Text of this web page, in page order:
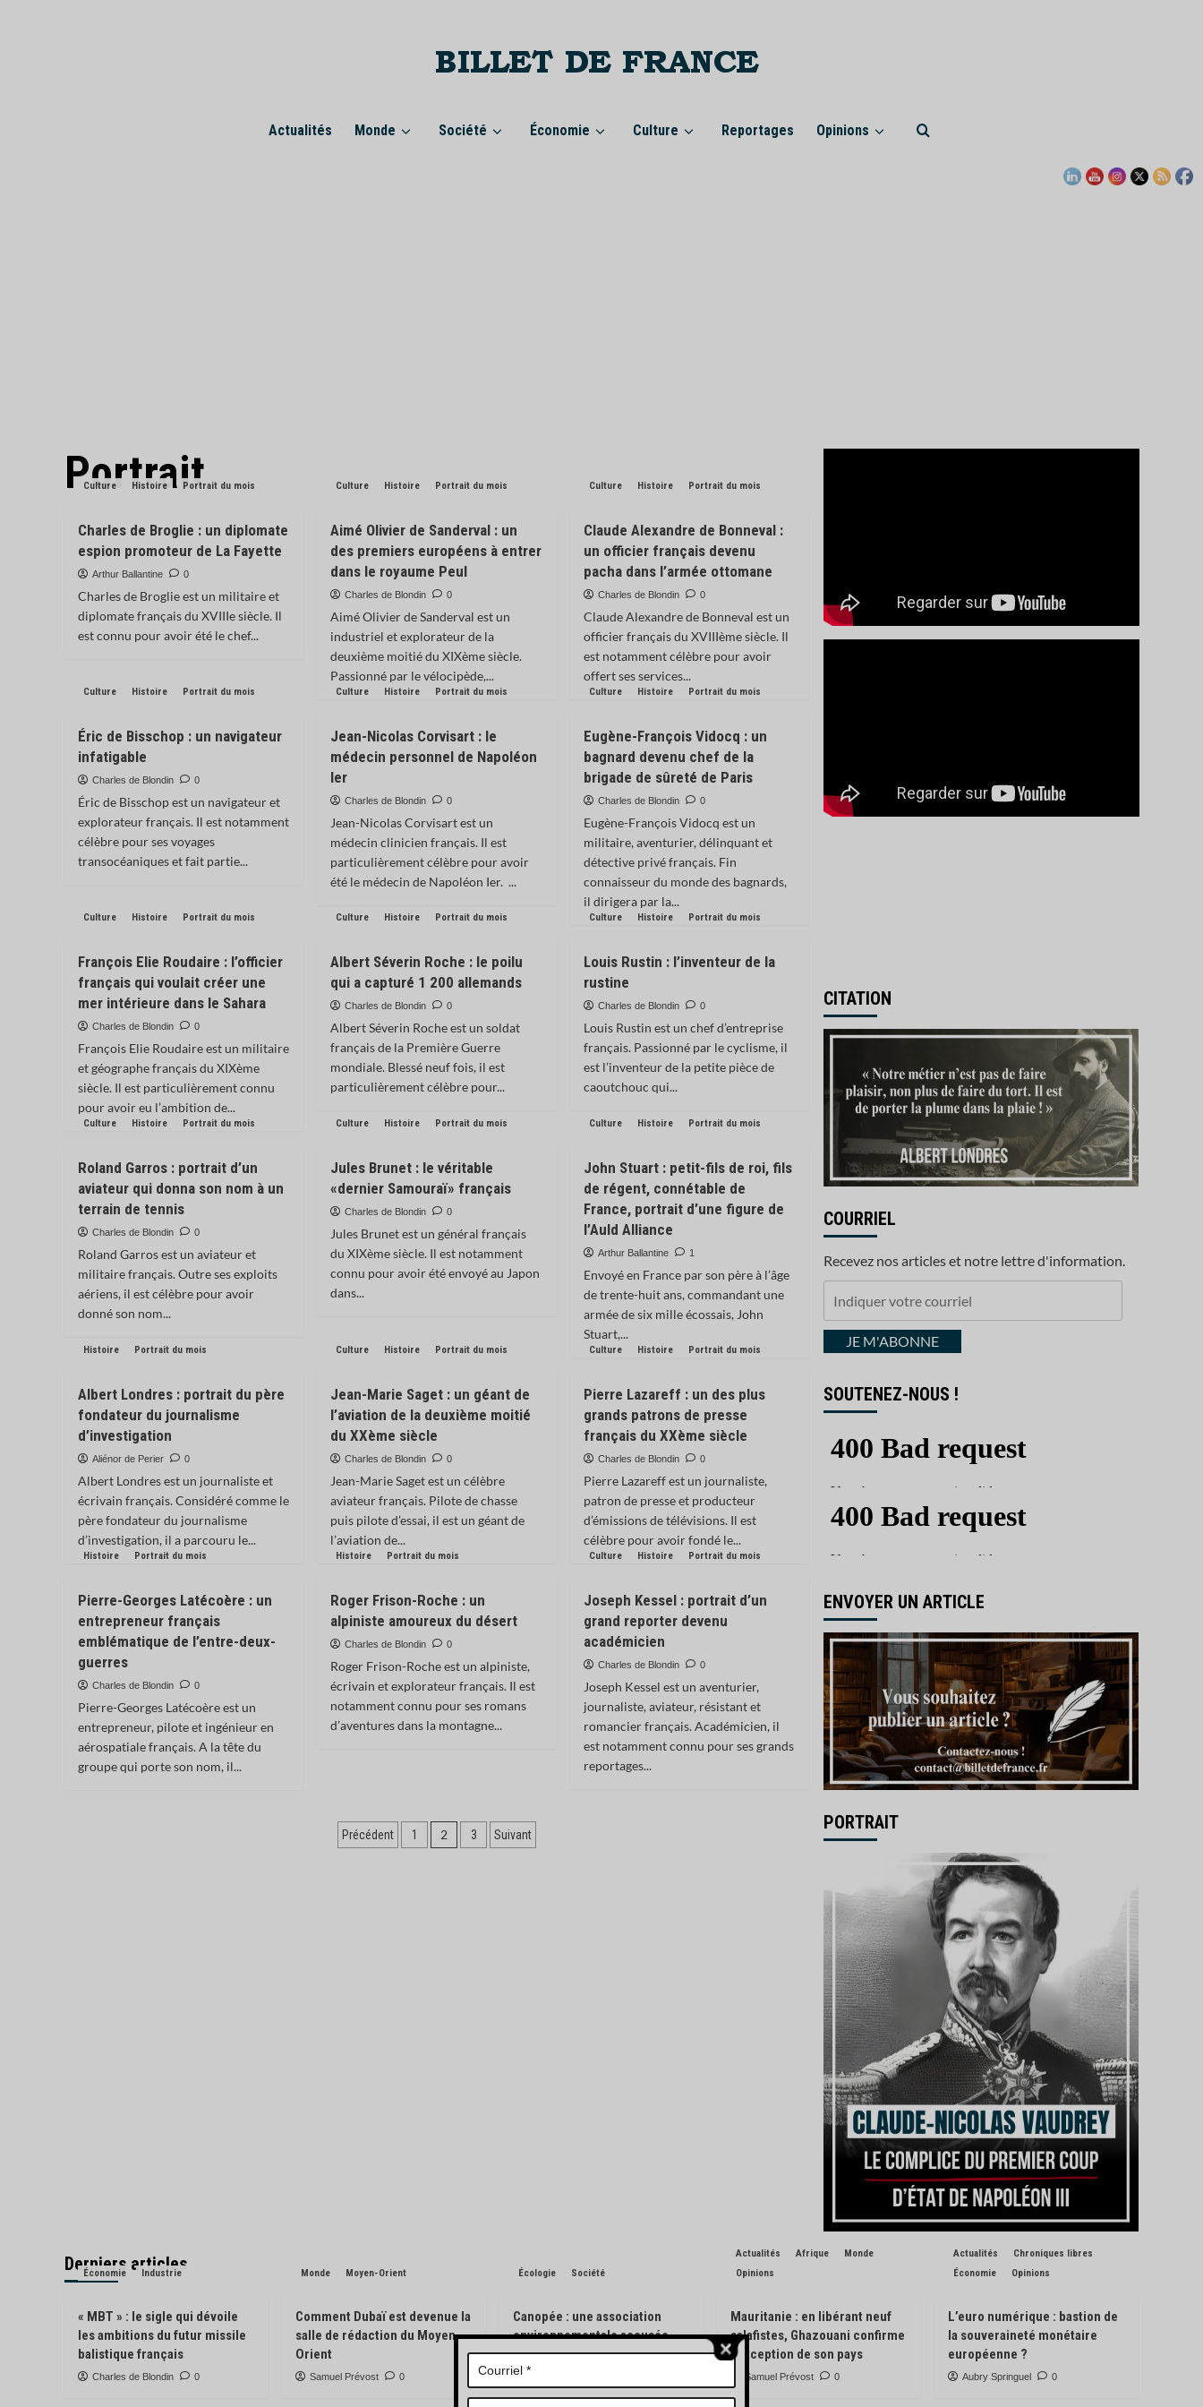
Actualités Monde Société Économie Culture Reportages Opinions
Portrait
Culture Histoire Portrait du mois
Charles de Broglie : un diplomate
espion promoteur de La Fayette
Arthur Ballantine 0
Charles de Broglie est un militaire et
diplomate français du XVIIIe siècle. Il
est connu pour avoir été le chef...
Culture Histoire Portrait du mois
Aimé Olivier de Sanderval : un
des premiers européens à entrer
dans le royaume Peul
Charles de Blondin 0
Aimé Olivier de Sanderval est un
industriel et explorateur de la
deuxième moitié du XIXème siècle.
Passionné par le vélocipède,...
Culture Histoire Portrait du mois
Claude Alexandre de Bonneval :
un officier français devenu
pacha dans l’armée ottomane
Charles de Blondin 0
Claude Alexandre de Bonneval est un
officier français du XVIIIème siècle. Il
est notamment célèbre pour avoir
offert ses services...
Culture Histoire Portrait du mois
Éric de Bisschop : un navigateur
infatigable
Charles de Blondin 0
Éric de Bisschop est un navigateur et
explorateur français. Il est notamment
célèbre pour ses voyages
transocéaniques et fait partie...
Culture Histoire Portrait du mois
Jean-Nicolas Corvisart : le
médecin personnel de Napoléon
Ier
Charles de Blondin 0
Jean-Nicolas Corvisart est un
médecin clinicien français. Il est
particulièrement célèbre pour avoir
été le médecin de Napoléon Ier. ...
Culture Histoire Portrait du mois
Eugène-François Vidocq : un
bagnard devenu chef de la
brigade de sûreté de Paris
Charles de Blondin 0
Eugène-François Vidocq est un
militaire, aventurier, délinquant et
détective privé français. Fin
connaisseur du monde des bagnards,
il dirigera par la...
Culture Histoire Portrait du mois
François Elie Roudaire : l’officier
français qui voulait créer une
mer intérieure dans le Sahara
Charles de Blondin 0
François Elie Roudaire est un militaire
et géographe français du XIXème
siècle. Il est particulièrement connu
pour avoir eu l’ambition de...
Culture Histoire Portrait du mois
Albert Séverin Roche : le poilu
qui a capturé 1 200 allemands
Charles de Blondin 0
Albert Séverin Roche est un soldat
français de la Première Guerre
mondiale. Blessé neuf fois, il est
particulièrement célèbre pour...
Culture Histoire Portrait du mois
Louis Rustin : l’inventeur de la
rustine
Charles de Blondin 0
Louis Rustin est un chef d’entreprise
français. Passionné par le cyclisme, il
est l’inventeur de la petite pièce de
caoutchouc qui...
Culture Histoire Portrait du mois
Roland Garros : portrait d’un
aviateur qui donna son nom à un
terrain de tennis
Charles de Blondin 0
Roland Garros est un aviateur et
militaire français. Outre ses exploits
aériens, il est célèbre pour avoir
donné son nom...
Culture Histoire Portrait du mois
Jules Brunet : le véritable
«dernier Samouraï» français
Charles de Blondin 0
Jules Brunet est un général français
du XIXème siècle. Il est notamment
connu pour avoir été envoyé au Japon
dans...
Culture Histoire Portrait du mois
John Stuart : petit-fils de roi, fils
de régent, connétable de
France, portrait d’une figure de
l’Auld Alliance
Arthur Ballantine 1
Envoyé en France par son père à l’âge
de trente-huit ans, commandant une
armée de six mille écossais, John
Stuart,...
Histoire Portrait du mois
Albert Londres : portrait du père
fondateur du journalisme
d’investigation
Aliénor de Perier 0
Albert Londres est un journaliste et
écrivain français. Considéré comme le
père fondateur du journalisme
d’investigation, il a parcouru le...
Culture Histoire Portrait du mois
Jean-Marie Saget : un géant de
l’aviation de la deuxième moitié
du XXème siècle
Charles de Blondin 0
Jean-Marie Saget est un célèbre
aviateur français. Pilote de chasse
puis pilote d’essai, il est un géant de
l’aviation de...
Culture Histoire Portrait du mois
Pierre Lazareff : un des plus
grands patrons de presse
français du XXème siècle
Charles de Blondin 0
Pierre Lazareff est un journaliste,
patron de presse et producteur
d’émissions de télévisions. Il est
célèbre pour avoir fondé le...
Histoire Portrait du mois
Pierre-Georges Latécoère : un
entrepreneur français
emblématique de l’entre-deux-
guerres
Charles de Blondin 0
Pierre-Georges Latécoère est un
entrepreneur, pilote et ingénieur en
aérospatiale français. A la tête du
groupe qui porte son nom, il...
Histoire Portrait du mois
Roger Frison-Roche : un
alpiniste amoureux du désert
Charles de Blondin 0
Roger Frison-Roche est un alpiniste,
écrivain et explorateur français. Il est
notamment connu pour ses romans
d’aventures dans la montagne...
Culture Histoire Portrait du mois
Joseph Kessel : portrait d’un
grand reporter devenu
académicien
Charles de Blondin 0
Joseph Kessel est un aventurier,
journaliste, aviateur, résistant et
romancier français. Académicien, il
est notamment connu pour ses grands
reportages...
Pagination
Précédent 1 2 3 Suivant
CITATION
COURRIEL
Recevez nos articles et notre lettre d'information.
courrielJE M'ABONNE
SOUTENEZ-NOUS !
ENVOYER UN ARTICLE
PORTRAIT
Derniers articles
Économie Industrie
« MBT » : le sigle qui dévoile
les ambitions du futur missile
balistique français
Charles de Blondin 0
Monde Moyen-Orient
Comment Dubaï est devenue la
salle de rédaction du Moyen-
Orient
Samuel Prévost 0
Écologie Société
Canopée : une association
environnementale accusée
d’avoir pisté des engins
forestiers
Charles de Blondin 0
Actualités Afrique
Monde
Opinions
Mauritanie : en libérant neuf
salafistes, Ghazouani confirme
l’exception de son pays
Samuel Prévost 0
Actualités
Chroniques libres
Économie
Opinions
L’euro numérique : bastion de
la souveraineté monétaire
européenne ?
Aubry Springuel 0